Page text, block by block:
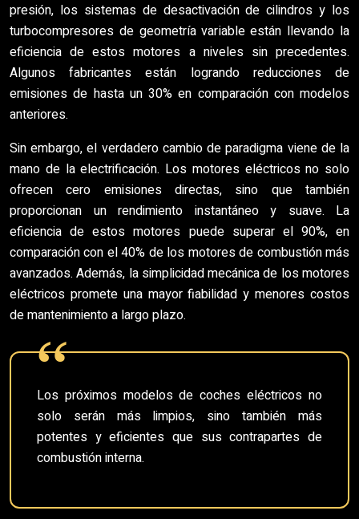
presión, los sistemas de desactivación de cilindros y los
turbocompresores de geometría variable están llevando la
eficiencia de estos motores a niveles sin precedentes.
Algunos fabricantes están logrando reducciones de
emisiones de hasta un 30% en comparación con modelos
anteriores.
Sin embargo, el verdadero cambio de paradigma viene de la
mano de la electrificación. Los motores eléctricos no solo
ofrecen cero emisiones directas, sino que también
proporcionan un rendimiento instantáneo y suave. La
eficiencia de estos motores puede superar el 90%, en
comparación con el 40% de los motores de combustión más
avanzados. Además, la simplicidad mecánica de los motores
eléctricos promete una mayor fiabilidad y menores costos
de mantenimiento a largo plazo.
Los próximos modelos de coches eléctricos no
solo serán más limpios, sino también más
potentes y eficientes que sus contrapartes de
combustión interna.